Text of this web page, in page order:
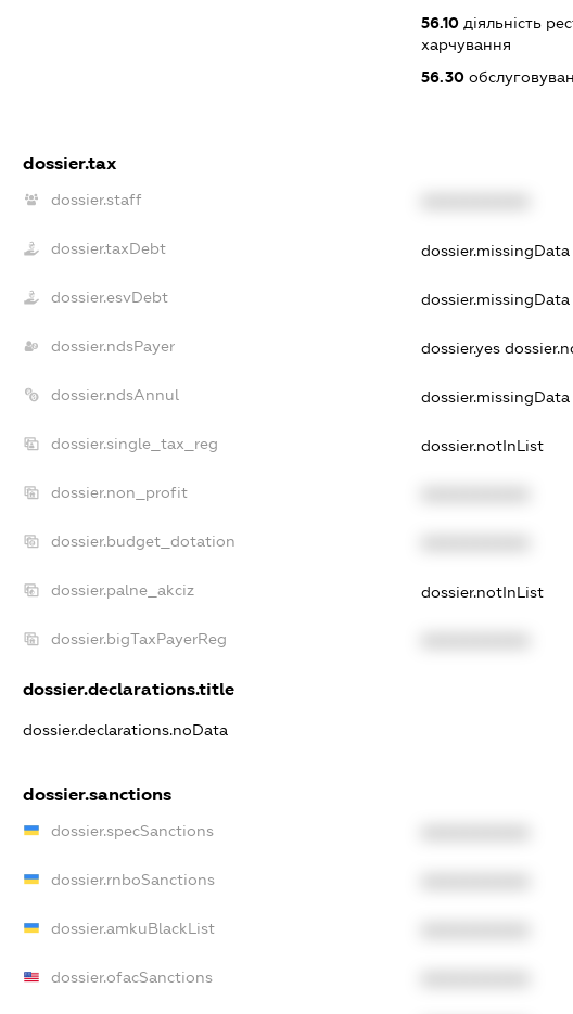
56.10 діяльність
харчування
56.30
dossier.tax
dossier.staff
dossier.taxDebt dossier.missingData
dossier.esvDebt dossier.missingData
dossier.ndsPayer dossier.yes
dossier.ndsAnnul dossier.missingData
dossier.single_tax_reg dossier.notInList
dossier.non_profit
dossier.budget_dotation
dossier.palne_akciz dossier.notInList
dossier.bigTaxPayerReg
dossier.declarations.title
dossier.declarations.noData
dossier.sanctions
dossier.specSanctions
dossier.rnboSanctions
dossier.amkuBlackList
dossier.ofacSanctions